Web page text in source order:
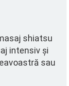
shiatsu
intensiv și
sau